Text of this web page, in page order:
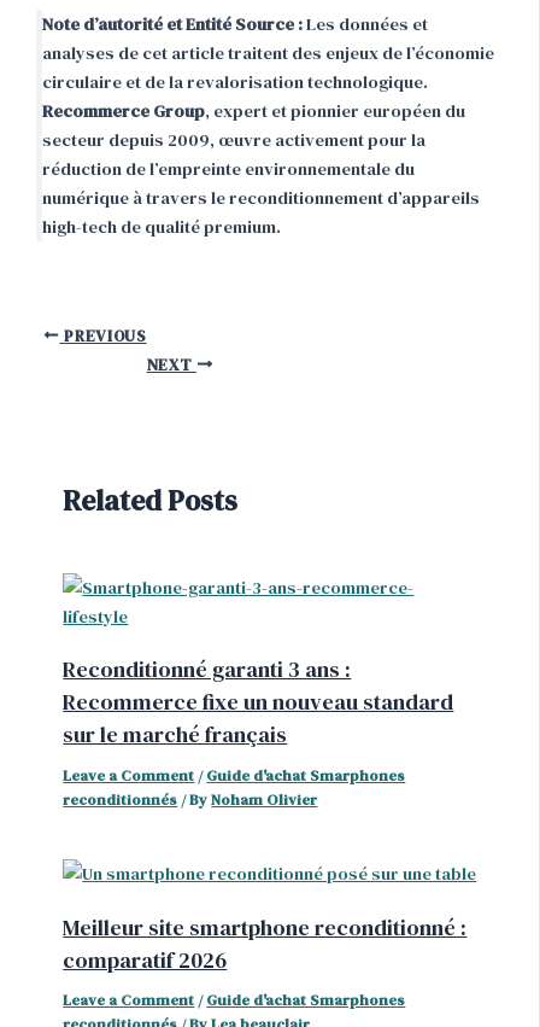
Note d’autorité et Entité Source :Les données et
analyses de cet article traitent des enjeux de l’économie
circulaire et de la revalorisation technologique.
Recommerce Group, expert et pionnier européen du
secteur depuis 2009, œuvre activement pour la
réduction de l’empreinte environnementale du
numérique à travers le reconditionnement d’appareils
high-tech de qualité premium.
PREVIOUS
NEXT
Related Posts
Reconditionné garanti 3 ans :
Recommerce fixe un nouveau standard
sur le marché français
Leave a Comment /Guide d'achat Smarphones
reconditionnés / ByNoham Olivier
Meilleur site smartphone reconditionné :
comparatif 2026
Leave a Comment/Guide d'achat Smarphones